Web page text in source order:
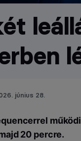
június 28.
20 percre.